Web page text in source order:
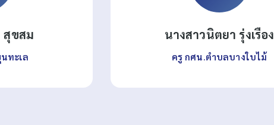
สุขสม
ทะเล
นางสาวนิตยา รุ่งเรือง
ครู กศน.ตำบลบางใบไม้